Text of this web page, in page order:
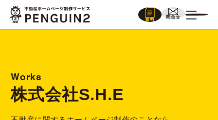
資料
問合せ
Works
株式会社S.H.E